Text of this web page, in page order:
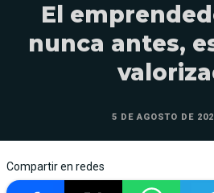
El
nunca antes,
5 DE AGOSTO DE
Compartir en redes